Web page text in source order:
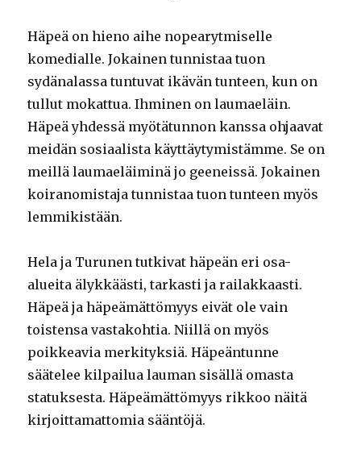
Häpeä on hieno aihe nopearytmiselle
komedialle. Jokainen tunnistaa tuon
sydänalassa tuntuvat ikävän tunteen, kun on
tullut mokattua. Ihminen on laumaeläin.
Häpeä yhdessä myötätunnon kanssa ohjaavat
meidän sosiaalista käyttäytymistämme. Se on
meillä laumaeläiminä jo geeneissä. Jokainen
koiranomistaja tunnistaa tuon tunteen myös
lemmikistään.
Hela ja Turunen tutkivat häpeän eri osa-
alueita älykkäästi, tarkasti ja railakkaasti.
Häpeä ja häpeämättömyys eivät ole vain
toistensa vastakohtia. Niillä on myös
poikkeavia merkityksiä. Häpeäntunne
säätelee kilpailua lauman sisällä omasta
statuksesta. Häpeämättömyys rikkoo näitä
kirjoittamattomia sääntöjä.